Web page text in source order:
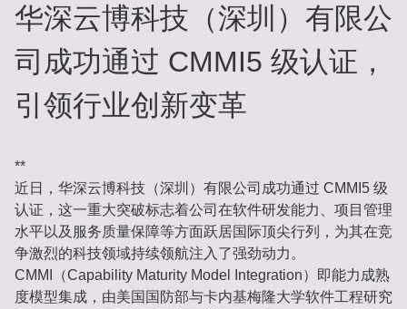
华深云博科技（深圳）有限公
司成功通过 CMMI5 级认证，
引领行业创新变革
**
近日，华深云博科技（深圳）有限公司成功通过 CMMI5 级
认证，这一重大突破标志着公司在软件研发能力、项目管理
水平以及服务质量保障等方面跃居国际顶尖行列，为其在竞
争激烈的科技领域持续领航注入了强劲动力。
CMMI（Capability Maturity Model Integration）即能力成熟
度模型集成，由美国国防部与卡内基梅隆大学软件工程研究